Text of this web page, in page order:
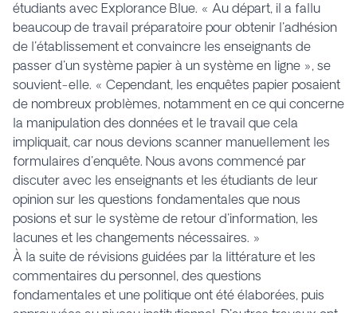
étudiants avec Explorance Blue. « Au départ, il a fallu
beaucoup de travail préparatoire pour obtenir l'adhésion
de l'établissement et convaincre les enseignants de
passer d'un système papier à un système en ligne », se
souvient-elle. « Cependant, les enquêtes papier posaient
de nombreux problèmes, notamment en ce qui concerne
la manipulation des données et le travail que cela
impliquait, car nous devions scanner manuellement les
formulaires d'enquête. Nous avons commencé par
discuter avec les enseignants et les étudiants de leur
opinion sur les questions fondamentales que nous
posions et sur le système de retour d'information, les
lacunes et les changements nécessaires. »
À la suite de révisions guidées par la littérature et les
commentaires du personnel, des questions
fondamentales et une politique ont été élaborées, puis